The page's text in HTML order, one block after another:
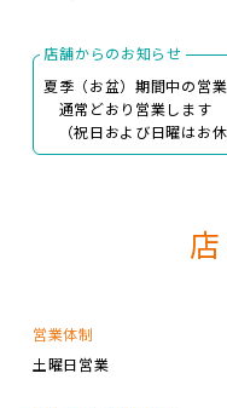
店舗からのお知らせ
夏季（お盆）期間中の営
通常どおり営業します
（祝日および日曜はお
営業体制
土曜日営業